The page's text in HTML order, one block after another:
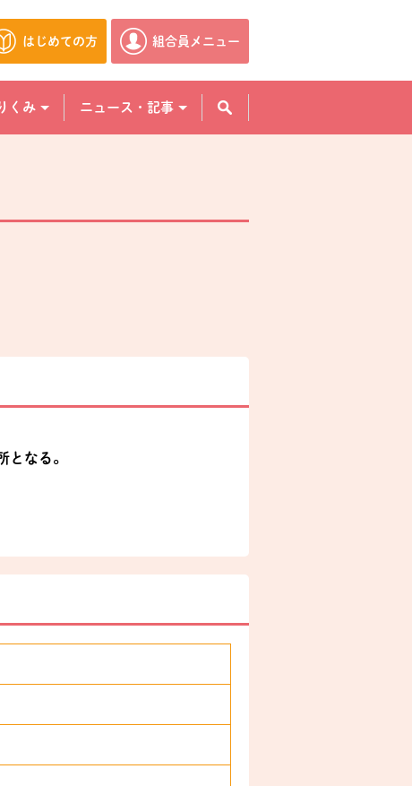
はじめての方
別のウィンドウで開きます。
組合員メニュー
別のウィンドウで開きます。
くみ ニュース・記事
となる。